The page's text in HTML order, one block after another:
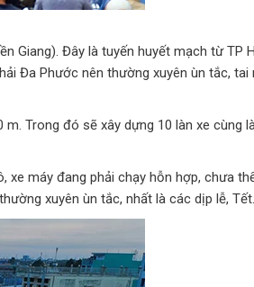
Giang). Đây là tuyến huyết mạch từ TP
Đa Phước nên thường xuyên ùn tắc, tai
Trong đó sẽ xây dựng 10 làn xe cùng
xe máy đang phải chạy hỗn hợp, chưa
xuyên ùn tắc, nhất là các dịp lễ, Tết.